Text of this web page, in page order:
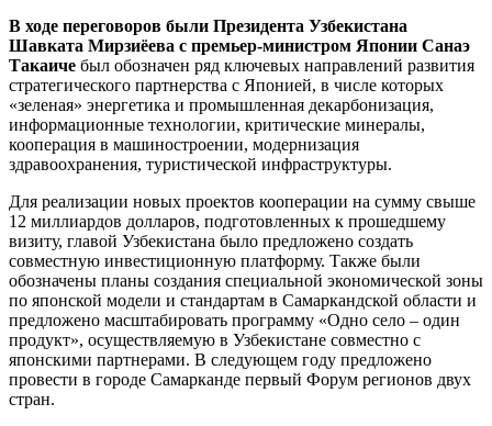
В ходе переговоров были Президента Узбекистана
Шавката Мирзиёева с премьер-министром Японии Санаэ
Такаиче был обозначен ряд ключевых направлений развития
стратегического партнерства с Японией, в числе которых
«зеленая» энергетика и промышленная декарбонизация,
информационные технологии, критические минералы,
кооперация в машиностроении, модернизация
здравоохранения, туристической инфраструктуры.
Для реализации новых проектов кооперации на сумму свыше
12 миллиардов долларов, подготовленных к прошедшему
визиту, главой Узбекистана было предложено создать
совместную инвестиционную платформу. Также были
обозначены планы создания специальной экономической зоны
по японской модели и стандартам в Самаркандской области и
предложено масштабировать программу «Одно село – один
продукт», осуществляемую в Узбекистане совместно с
японскими партнерами. В следующем году предложено
провести в городе Самарканде первый Форум регионов двух
стран.